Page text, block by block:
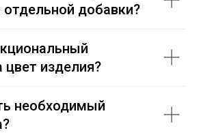
отдельной добавки?
цвет изделия?
необходимый